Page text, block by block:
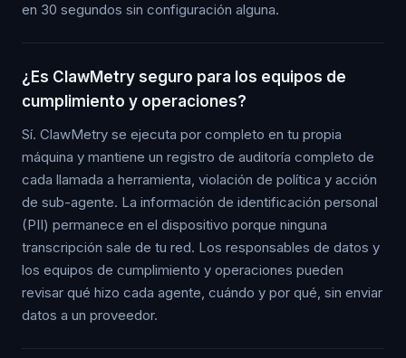
en 30 segundos sin configuración alguna.
¿Es ClawMetry seguro para los equipos de
cumplimiento y operaciones?
Sí. ClawMetry se ejecuta por completo en tu propia
máquina y mantiene un registro de auditoría completo de
cada llamada a herramienta, violación de política y acción
de sub-agente. La información de identificación personal
(PII) permanece en el dispositivo porque ninguna
transcripción sale de tu red. Los responsables de datos y
los equipos de cumplimiento y operaciones pueden
revisar qué hizo cada agente, cuándo y por qué, sin enviar
datos a un proveedor.